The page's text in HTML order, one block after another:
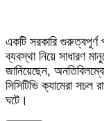
​একটি সরকারি গুরুত্বপূর্ণ
ব্যবস্থা নিয়ে সাধারণ
জানিয়েছেন,
সিসিটিভি ক্যামেরা সচল
ঘটে।